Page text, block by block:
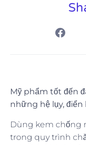
Mỹ phẩm tốt đến
những hệ lụy,
Dùng kem chống
trong quy trình